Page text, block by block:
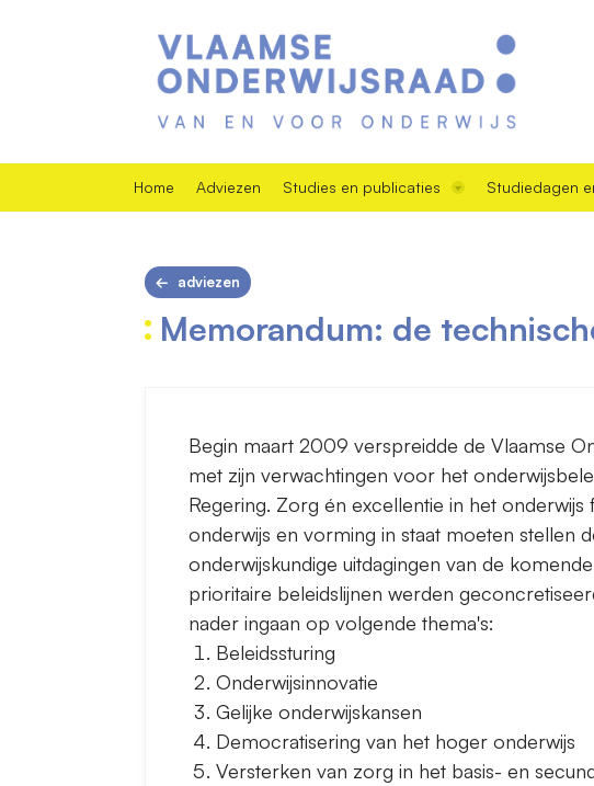
Home Adviezen Studies en publicaties Studiedagen
adviezen
Memorandum: de
Begin maart 2009 verspreidde de Vlaamse
met zijn verwachtingen voor het
Regering. Zorg én excellentie in het
onderwijs en vorming in staat moeten stellen
onderwijskundige uitdagingen van de
prioritaire beleidslijnen werden
nader ingaan op volgende thema's:
Beleidssturing
Onderwijsinnovatie
Gelijke onderwijskansen
Democratisering van het hoger onderwijs
Versterken van zorg in het basis- en